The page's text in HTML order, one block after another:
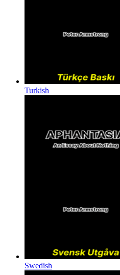
Turkish
Swedish